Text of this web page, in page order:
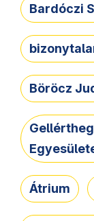
Bardóczi
Böröcz
Átrium